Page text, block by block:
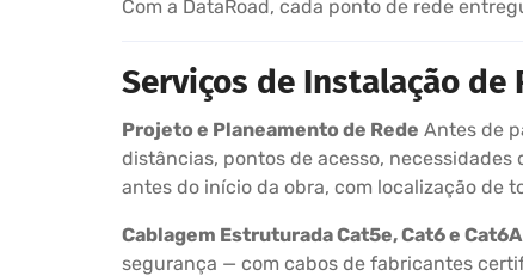
Com a DataRoad, cada ponto de rede
Serviços de Instalação de
Projeto e Planeamento de Rede Antes de
distâncias, pontos de acesso,
antes do início da obra, com localização de
Cablagem Estruturada Cat5e, Cat6 e Cat6A
segurança — com cabos de fabricantes